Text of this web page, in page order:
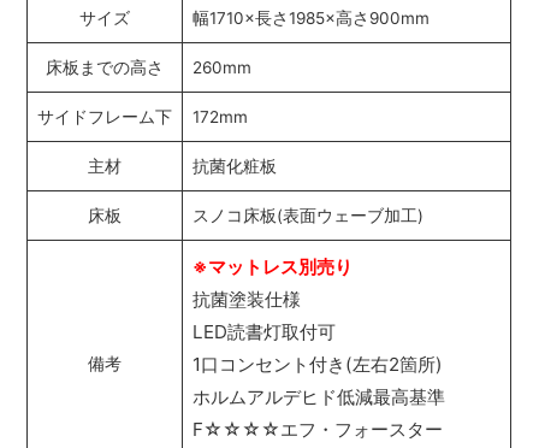
サイズ 幅1710×長さ1985×高さ900mm
床板までの高さ 260mm
サイドフレーム下 172mm
主材 抗菌化粧板
床板 スノコ床板(表面ウェーブ加工)
備考
※マットレス別売り
抗菌塗装仕様
LED読書灯取付可
1口コンセント付き(左右2箇所)
ホルムアルデヒド低減最高基準
F☆☆☆☆エフ・フォースター